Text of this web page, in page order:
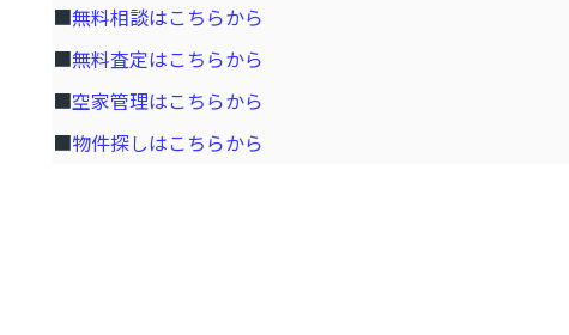
■無料相談はこちらから
■無料査定はこちらから
■空家管理はこちらから
■物件探しはこちらから